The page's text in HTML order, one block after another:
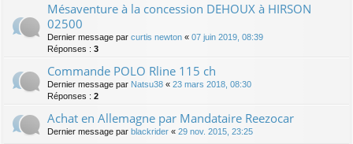
Mésaventure à la concession DEHOUX à HIRSON
02500
Dernier message par curtis newton « 07 juin 2019, 08:39
Réponses : 3
Commande POLO Rline 115 ch
Dernier message par Natsu38 « 23 mars 2018, 08:30
Réponses : 2
Achat en Allemagne par Mandataire Reezocar
Dernier message par blackrider « 29 nov. 2015, 23:25